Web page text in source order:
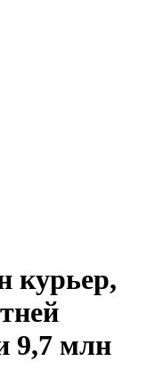
курьер,
9,7 млн